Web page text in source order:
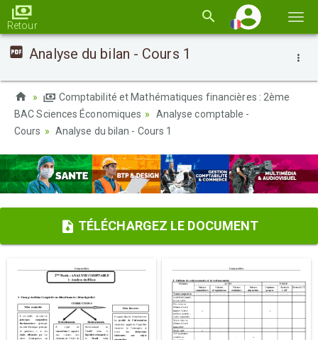
la
Retour
Analyse du bilan - Cours 1
Comptabilité et Mathématiques financières : 2ème
BAC Sciences Économiques
Analyse comptable -
Cours
Analyse du bilan - Cours 1
TÉLÉCHARGEZ LE DOCUMENT